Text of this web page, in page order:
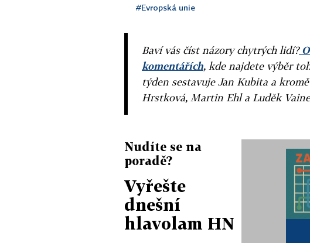
#Evropská unie
Baví vás číst názory chytrých lidí?
komentářích, kde najdete výběr
týden sestavuje Jan Kubita a
Hrstková, Martin Ehl a Luděk
Nudíte se na
poradě?
Vyřešte
dnešní
hlavolam HN